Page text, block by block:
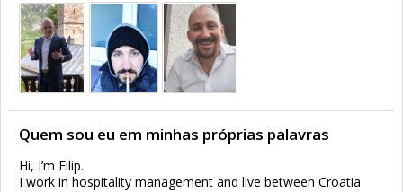
Quem sou eu em minhas próprias palavras
Hi, I’m Filip.
I work in hospitality management and live between Croatia